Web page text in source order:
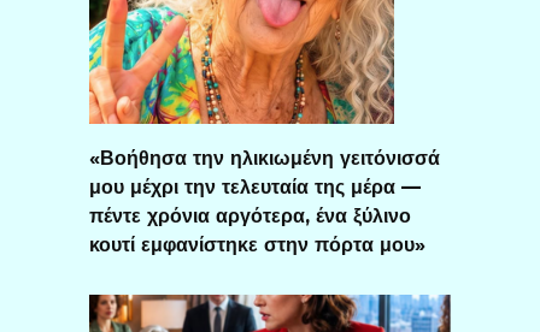
«Βοήθησα την ηλικιωμένη γειτόνισσά
μου μέχρι την τελευταία της μέρα —
πέντε χρόνια αργότερα, ένα ξύλινο
κουτί εμφανίστηκε στην πόρτα μου»